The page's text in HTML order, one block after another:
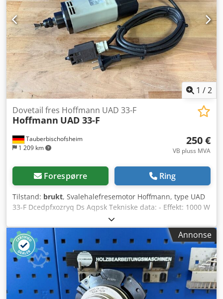
1 /2
Tauberbischofsheim
1 209 km
Dovetail fres Hoffmann UAD 33-F
Hoffmann UAD 33-F
250 €
VB pluss MVA
Forespørre Ring
Tilstand: brukt, Svalehalefresemotor Hoffmann, type UAD
33-F Dcedpfxozryq Ds Aqpsk Tekniske data: - Effekt: 1000 W
- omdreiningstall: 33 000 o/min
Annonse